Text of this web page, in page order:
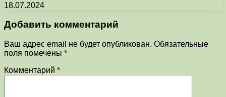
18.07.2024
Добавить комментарий
Ваш адрес email не будет опубликован. Обязательные
поля помечены *
Комментарий *